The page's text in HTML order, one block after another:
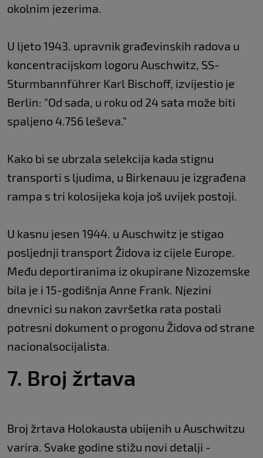
okolnim jezerima.
U ljeto 1943. upravnik građevinskih radova u
koncentracijskom logoru Auschwitz, SS-
Sturmbannführer Karl Bischoff, izvijestio je
Berlin: "Od sada, u roku od 24 sata može biti
spaljeno 4.756 leševa."
Kako bi se ubrzala selekcija kada stignu
transporti s ljudima, u Birkenauu je izgrađena
rampa s tri kolosijeka koja još uvijek postoji.
U kasnu jesen 1944. u Auschwitz je stigao
posljednji transport Židova iz cijele Europe.
Među deportiranima iz okupirane Nizozemske
bila je i 15-godišnja Anne Frank. Njezini
dnevnici su nakon završetka rata postali
potresni dokument o progonu Židova od strane
nacionalsocijalista.
7. Broj žrtava
Broj žrtava Holokausta ubijenih u Auschwitzu
varira. Svake godine stižu novi detalji -